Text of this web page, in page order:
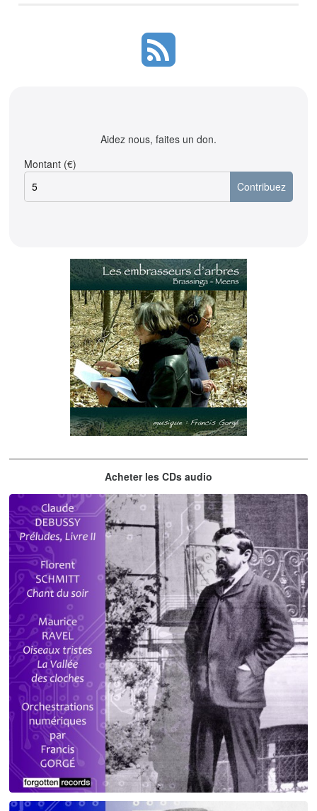
Aidez nous, faites un don.
Montant (€)
Les embrasseurs d'arbres
Acheter les CDs audio